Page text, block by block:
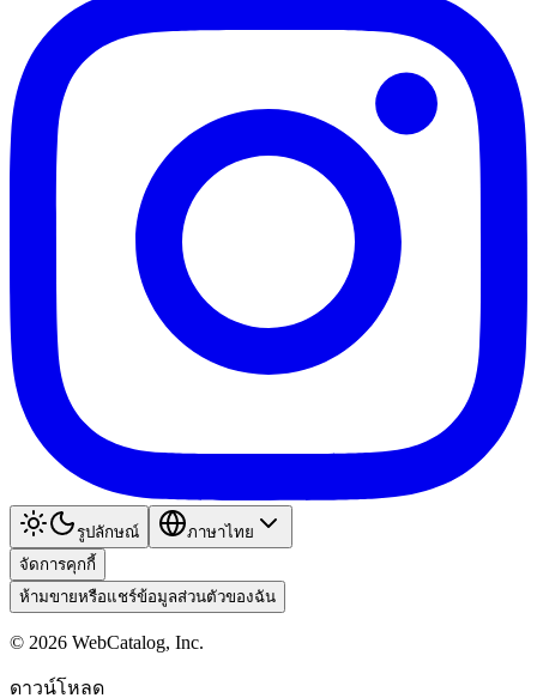
รูปลักษณ์
ภาษาไทย
จัดการคุกกี้
ห้ามขายหรือแชร์ข้อมูลส่วนตัวของฉัน
© 2026 WebCatalog, Inc.
ดาวน์โหลด